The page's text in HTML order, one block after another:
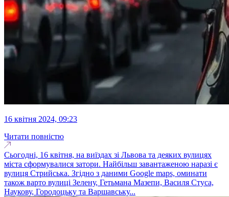
16 квітня 2024, 09:23
Читати повністю
Сьогодні, 16 квітня, на виїздах зі Львова та деяких вулицях
міста сформувалися затори. Найбільш завантаженою наразі є
вулиця Стрийська. Згідно з даними Google maps, оминати
також варто вулиці Зелену, Гетьмана Мазепи, Василя Стуса,
Наукову, Городоцьку та Варшавську...